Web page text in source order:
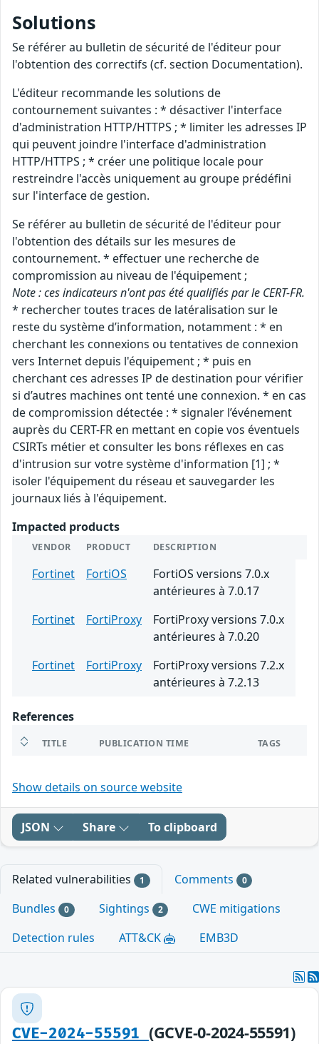
Solutions
Se référer au bulletin de sécurité de l'éditeur pour
l'obtention des correctifs (cf. section Documentation).
L'éditeur recommande les solutions de
contournement suivantes : * désactiver l'interface
d'administration HTTP/HTTPS ; * limiter les adresses IP
qui peuvent joindre l'interface d'administration
HTTP/HTTPS ; * créer une politique locale pour
restreindre l'accès uniquement au groupe prédéfini
sur l'interface de gestion.
Se référer au bulletin de sécurité de l'éditeur pour
l'obtention des détails sur les mesures de
contournement. * effectuer une recherche de
compromission au niveau de l'équipement ;
Note : ces indicateurs n'ont pas été qualifiés par le CERT-FR.
* rechercher toutes traces de latéralisation sur le
reste du système d’information, notamment : * en
cherchant les connexions ou tentatives de connexion
vers Internet depuis l'équipement ; * puis en
cherchant ces adresses IP de destination pour vérifier
si d’autres machines ont tenté une connexion. * en cas
de compromission détectée : * signaler l’événement
auprès du CERT-FR en mettant en copie vos éventuels
CSIRTs métier et consulter les bons réflexes en cas
d'intrusion sur votre système d'information [1] ; *
isoler l'équipement du réseau et sauvegarder les
journaux liés à l'équipement.
Impacted products
VENDOR PRODUCT DESCRIPTION
Fortinet FortiOS
FortiOS versions 7.0.x
antérieures à 7.0.17
Fortinet
FortiProxy
FortiProxy versions 7.0.x
antérieures à 7.0.20
Fortinet
FortiProxy
FortiProxy versions 7.2.x
antérieures à 7.2.13
References
TITLE PUBLICATION TIME TAGS
Show details on source website
JSON Share To clipboard
Related vulnerabilities 1 Comments 0
Bundles 0 Sightings 2
CWE mitigations
Detection rules
ATT&CK EMB3D
CVE-2024-55591 (GCVE-0-2024-55591)